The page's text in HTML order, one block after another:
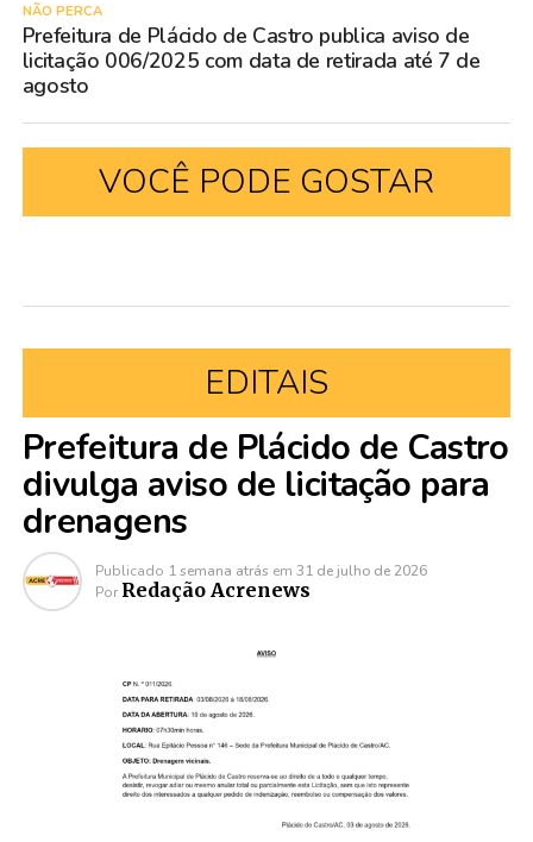
NÃO PERCA
Prefeitura de Plácido de Castro publica aviso de
licitação 006/2025 com data de retirada até 7 de
agosto
VOCÊ PODE GOSTAR
EDITAIS
Prefeitura de Plácido de Castro
divulga aviso de licitação para
drenagens
Publicado 1 semana atrás em 31 de julho de 2026
Por Redação Acrenews